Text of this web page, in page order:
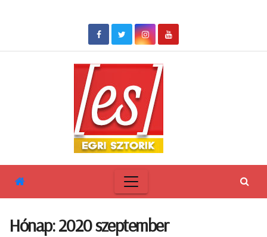
Hónap:2020 szeptember